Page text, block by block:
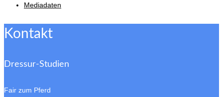
Mediadaten
Kontakt
Dressur-Studien
Fair zum Pferd